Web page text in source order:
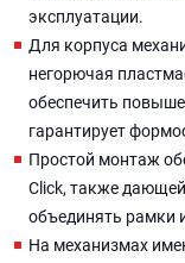
эксплуатации.
Для корпуса
негорючая
обеспечить
гарантирует
Простой монтаж
Click, также
объединять рамки
На механизмах